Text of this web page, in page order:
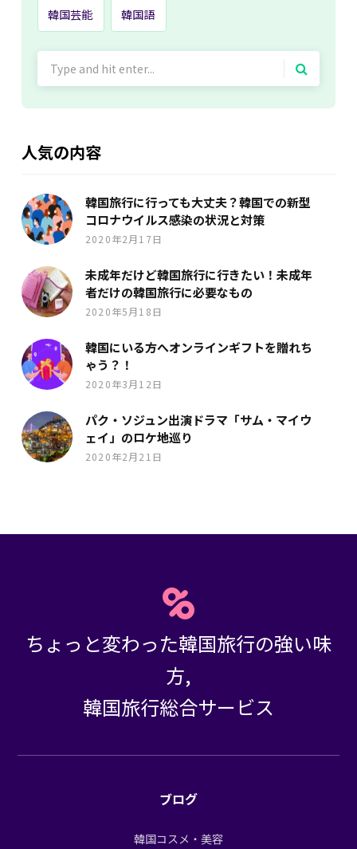
韓国芸能 韓国語
人気の内容
韓国旅行に行っても大丈夫？韓国での新型
コロナウイルス感染の状況と対策
2020年2月17日
未成年だけど韓国旅行に行きたい！未成年
者だけの韓国旅行に必要なもの
2020年5月18日
韓国にいる方へオンラインギフトを贈れち
ゃう？！
2020年3月12日
パク・ソジュン出演ドラマ「サム・マイウ
ェイ」のロケ地巡り
2020年2月21日
ちょっと変わった韓国旅行の強い味
方,
韓国旅行総合サービス
ブログ
韓国コスメ・美容